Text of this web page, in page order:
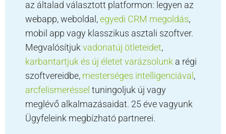
az általad választott platformon: legyen az
webapp, weboldal,egyedi CRM megoldás,
mobil app vagy klasszikus asztali szoftver.
Megvalósítjuk vadonatúj ötleteidet,
karbantartjuk és új életet varázsolunk a régi
szoftvereidbe, mesterséges intelligenciával,
arcfelismeréssel tuningoljuk új vagy
meglévő alkalmazásaidat. 25 éve vagyunk
Ügyfeleink megbízható partnerei.